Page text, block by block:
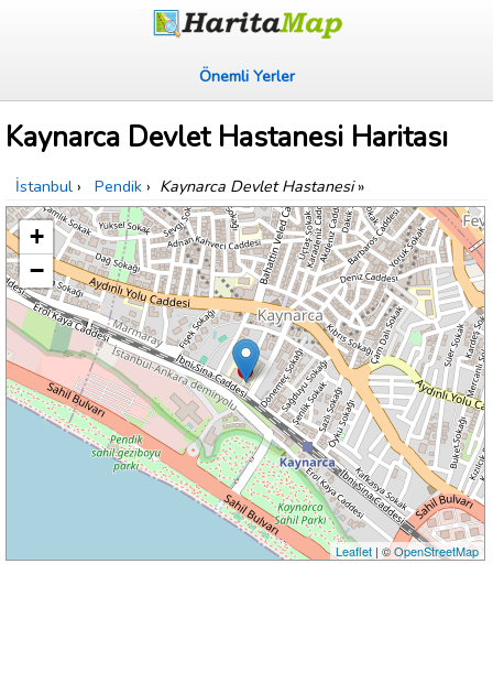
Önemli Yerler
Kaynarca Devlet Hastanesi Haritası
İstanbul › Pendik › Kaynarca Devlet Hastanesi»
+
−
Leaflet| ©OpenStreetMap